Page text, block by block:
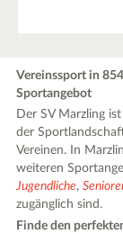
Vereinssport in
Sportangebot
Der SV Marzling
der
Vereinen. In
weiteren
Jugendliche,
zugänglich sind.
Finde den